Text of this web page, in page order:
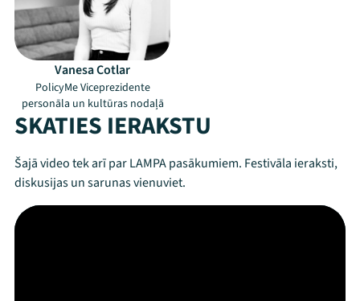
Mana programma
Festivāls
Programma
Vanesa Cotlar
PolicyMe Viceprezidente
personāla un kultūras nodaļā
SKATIES IERAKSTU
Šajā video tek arī par LAMPA pasākumiem. Festivāla ieraksti,
diskusijas un sarunas vienuviet.